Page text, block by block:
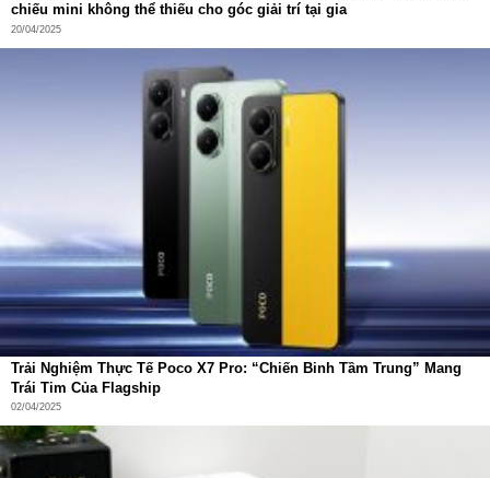
chiếu mini không thể thiếu cho góc giải trí tại gia
20/04/2025
Trải Nghiệm Thực Tế Poco X7 Pro: “Chiến Binh Tầm Trung” Mang
Trái Tim Của Flagship
02/04/2025